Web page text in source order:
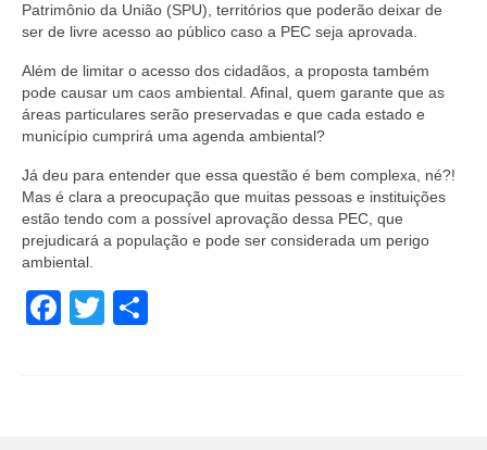
Patrimônio da União (SPU), territórios que poderão deixar de
ser de livre acesso ao público caso a PEC seja aprovada.
Além de limitar o acesso dos cidadãos, a proposta também
pode causar um caos ambiental. Afinal, quem garante que as
áreas particulares serão preservadas e que cada estado e
município cumprirá uma agenda ambiental?
Já deu para entender que essa questão é bem complexa, né?!
Mas é clara a preocupação que muitas pessoas e instituições
estão tendo com a possível aprovação dessa PEC, que
prejudicará a população e pode ser considerada um perigo
ambiental.
Facebook
Twitter